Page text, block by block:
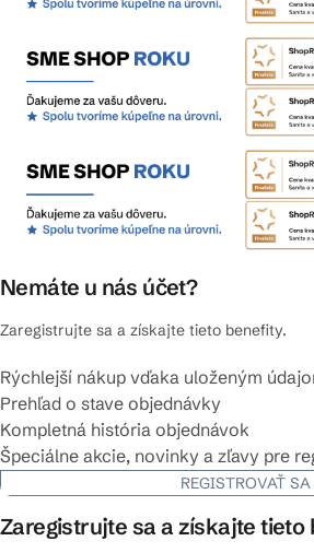
Nemáte u nás účet?
Zaregistrujte sa a získajte tieto benefity.
Rýchlejší nákup vďaka uloženým
Prehľad o stave objednávky
Kompletná história objednávok
Špeciálne akcie, novinky a zľavy pre
REGISTROVAŤ SA
Zaregistrujte sa a získajte tieto